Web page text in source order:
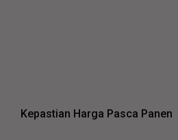
Kepastian Harga Pasca Panen